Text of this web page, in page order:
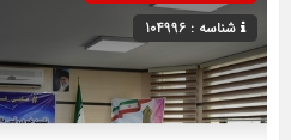
شناسه : 104996